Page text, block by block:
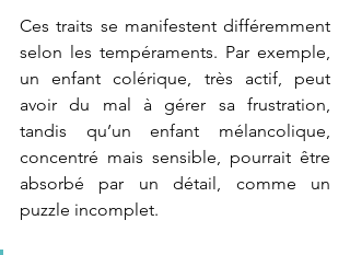
Ces traits se manifestent différemment
selon les tempéraments. Par exemple,
un enfant colérique, très actif, peut
avoir du mal à gérer sa frustration,
tandis qu’un enfant mélancolique,
concentré mais sensible, pourrait être
absorbé par un détail, comme un
puzzle incomplet.